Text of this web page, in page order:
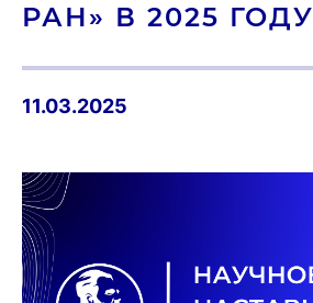
РАН» В 2025 ГОДУ
11.03.2025